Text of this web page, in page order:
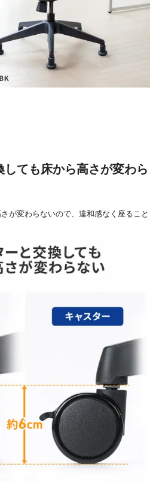
しても床から高さが変わら
が変わらないので、違和感なく座ること